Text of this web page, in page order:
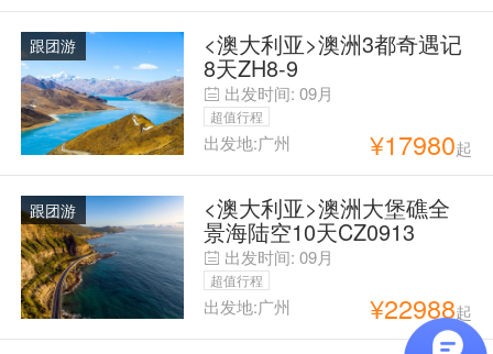
跟团游 <澳大利亚>澳洲3都奇遇记
8天ZH8-9
出发时间: 09月
超值行程
出发地:广州 ¥17980起
跟团游 <澳大利亚>澳洲大堡礁全
景海陆空10天CZ0913
出发时间: 09月
超值行程
出发地:广州 ¥22988起